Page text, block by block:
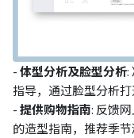
-体型分析及脸型分析:
指导，通过脸型分析
-提供购物指南: 反馈
的造型指南，推荐季